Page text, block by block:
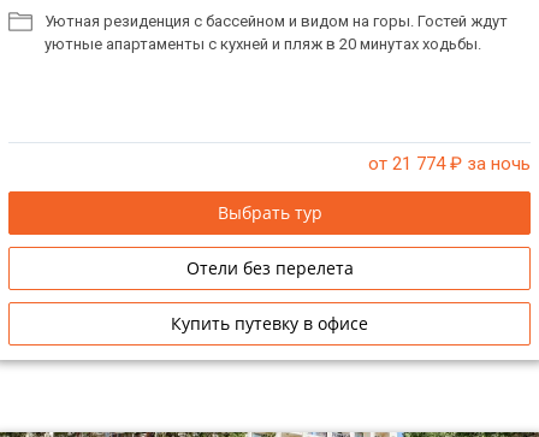
Уютная резиденция с бассейном и видом на горы. Гостей ждут
уютные апартаменты с кухней и пляж в 20 минутах ходьбы.
от 21 774₽ за ночь
Выбрать тур
Отели без перелета
Купить путевку в офисе